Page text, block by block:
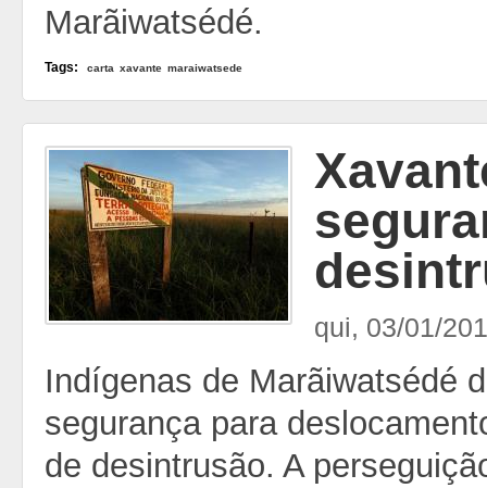
Marãiwatsédé.
Tags: carta xavante maraiwatsede
qui, 03/01/
Indígenas de Marãiwatsédé
segurança para
de desintrusão. A